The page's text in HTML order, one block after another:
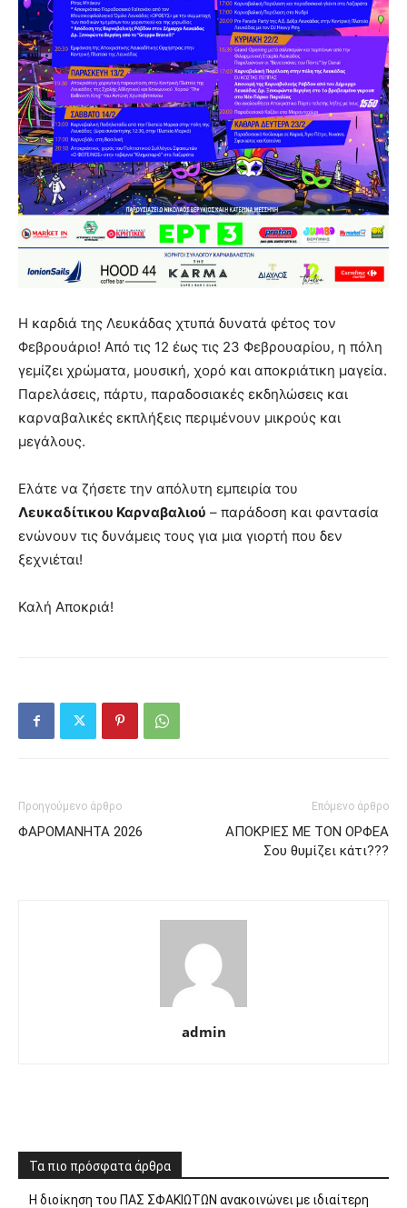
Η καρδιά της Λευκάδας χτυπά δυνατά φέτος τον
Φεβρουάριο! Από τις 12 έως τις 23 Φεβρουαρίου, η πόλη
γεμίζει χρώματα, μουσική, χορό και αποκριάτικη μαγεία.
Παρελάσεις, πάρτυ, παραδοσιακές εκδηλώσεις και
καρναβαλικές εκπλήξεις περιμένουν μικρούς και
μεγάλους.
Ελάτε να ζήσετε την απόλυτη εμπειρία του
Λευκαδίτικου Καρναβαλιού – παράδοση και φαντασία
ενώνουν τις δυνάμεις τους για μια γιορτή που δεν
ξεχνιέται!
Καλή Αποκριά!
Προηγούμενο άρθρο
ΦΑΡΟΜΑΝΗΤΑ 2026
Επόμενο άρθρο
ΑΠΟΚΡΙΕΣ ΜΕ ΤΟΝ ΟΡΦΕΑ
Σου θυμίζει κάτι???
admin
Τα πιο πρόσφατα άρθρα
Η διοίκηση του ΠΑΣ ΣΦΑΚΙΩΤΩΝ ανακοινώνει με ιδιαίτερη